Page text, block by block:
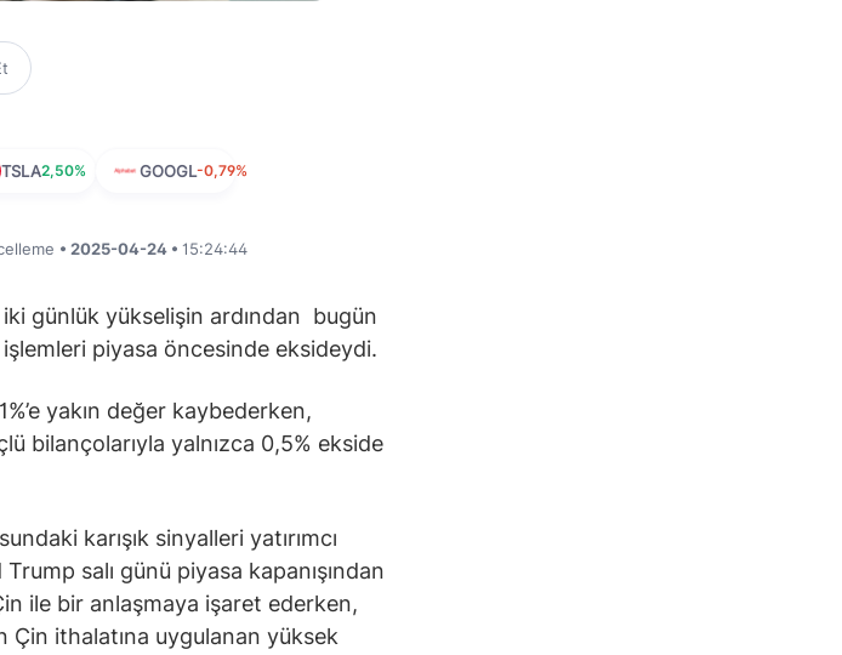
TSLA2,50% GOOGL-0,79%
• 2025-04-24 • 15:24:44
günlük yükselişin ardından bugün
piyasa öncesinde eksideydi.
yakın değer kaybederken,
bilançolarıyla yalnızca 0,5% ekside
karışık sinyalleri yatırımcı
salı günü piyasa kapanışından
ile bir anlaşmaya işaret ederken,
Çin ithalatına uygulanan yüksek